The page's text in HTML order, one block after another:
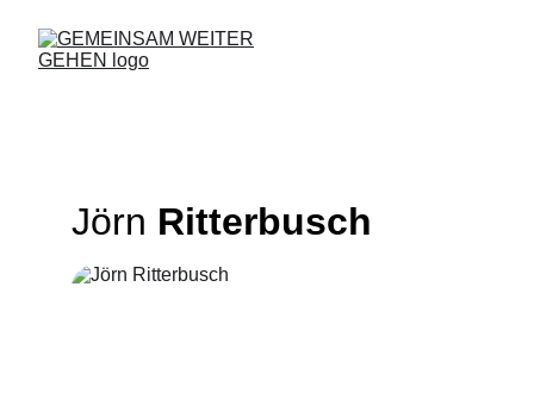
Jörn Ritterbusch